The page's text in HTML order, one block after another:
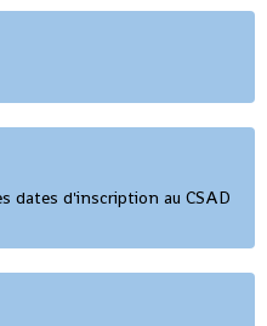
dates d'inscription au CSAD